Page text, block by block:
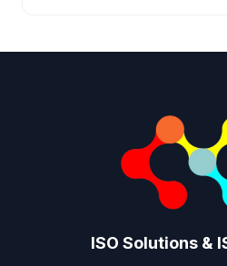
ISO Solutions &